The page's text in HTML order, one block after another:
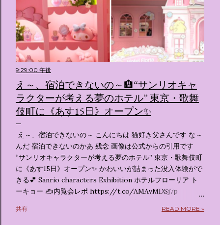
9:29:00 午後
え～、宿泊できないの～🏨“サンリオキャ
ラクターが考える夢のホテル” 東京・歌舞
伎町に《あす15日》オープン✨️
え～、宿泊できないの～ こんにちは 猫好き父さんです な～
んだ 宿泊できないのかあ 残念 画像は公式からの引用です
“サンリオキャラクターが考える夢のホテル” 東京・歌舞伎町
に《あす15日》オープン✨️ かわいいが詰まった没入体験がで
きる💕 Sanrio characters Exhibition ホテルフローリア ト
ーキョー ✍️内覧会レポ https://t.co/AMAvMDSj7p
pic.twitter.com/sKx7uXeXHW — オリコンニュース
(@oricon) July 14, 2026 ホテルフローリア トーキョー
共有 READ MORE »